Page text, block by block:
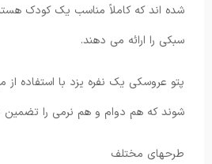
شده اند که کاملاً مناسب یک کودک
سبکی را ارائه می دهند.
پتو عروسکی یک نفره یزد با استفاده
شوند که هم دوام و هم نرمی را تضمین
طرحهای مختلف